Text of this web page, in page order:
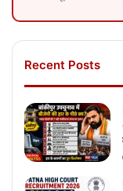
Recent Posts